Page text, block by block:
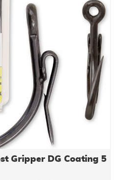
Gripper DG Coating 5